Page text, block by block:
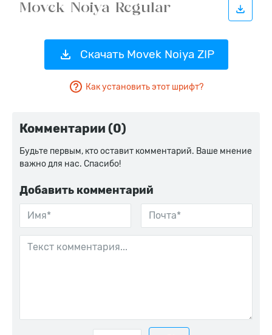
Скачать Movek Noiya ZIP
Как установить этот шрифт?
Комментарии (0)
Будьте первым, кто оставит комментарий. Ваше мнение
важно для нас. Спасибо!
Добавить комментарий